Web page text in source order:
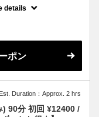
可
イトニング/年齢肌/透明
ルエステ/八坂/久米川/東
ソリ負け・肌荒れに悩
はこちらのクーポンが
でOK♪
じゃなく２回目以降も
いですよね？
ダメージを最小限に抑
details
ポン
Est. Duration：Approx. 2 hrs
) 90分 初回 ¥12400 /